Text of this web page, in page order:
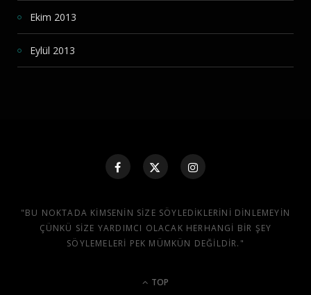
Ekim 2013
Eylül 2013
"BU NOKTADA KIMSENIN SIZE SÖYLEDIKLERINI DINLEMEYIN
ÇÜNKÜ SIZE YARDIMCI OLACAK HERHANGI BIR ŞEY
SÖYLEMELERI PEK MÜMKÜN DEĞILDIR."
TOP